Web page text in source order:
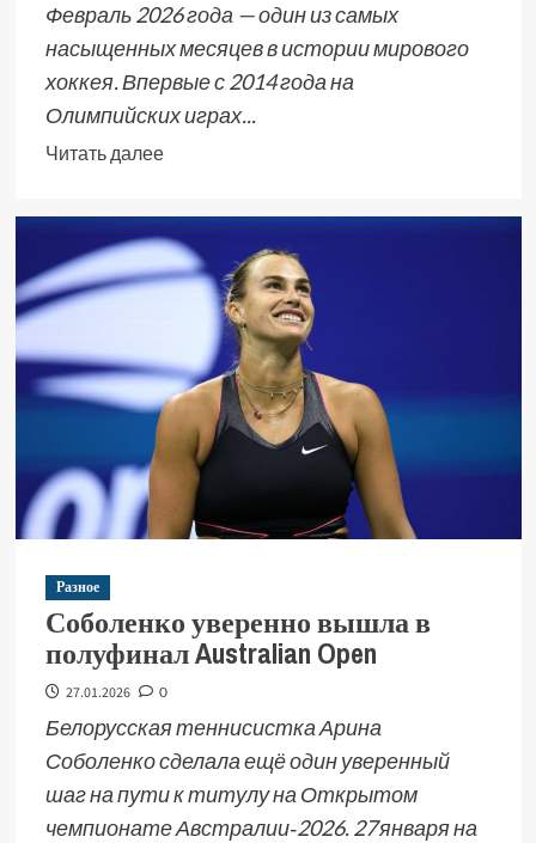
Февраль 2026 года — один из самых
насыщенных месяцев в истории мирового
хоккея. Впервые с 2014 года на
Олимпийских играх...
Читать далее
Разное
Соболенко уверенно вышла в
полуфинал Australian Open
27.01.2026 0
Белорусская теннисистка Арина
Соболенко сделала ещё один уверенный
шаг на пути к титулу на Открытом
чемпионате Австралии‑2026. 27 января на